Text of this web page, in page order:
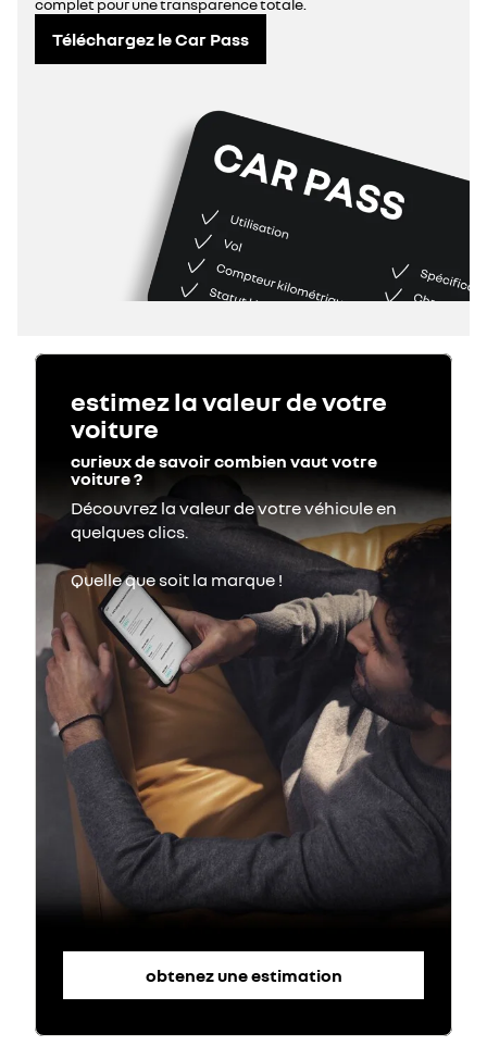
complet pour une transparence totale.
Téléchargez le Car Pass
estimez la valeur de votre
voiture
curieux de savoir combien vaut votre
voiture ?
Découvrez la valeur de votre véhicule en
obtenez une estimation